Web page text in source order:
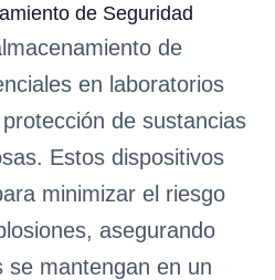
de
en laboratorios
de sustancias
Estos dispositivos
minimizar el riesgo
asegurando
se mantengan en un